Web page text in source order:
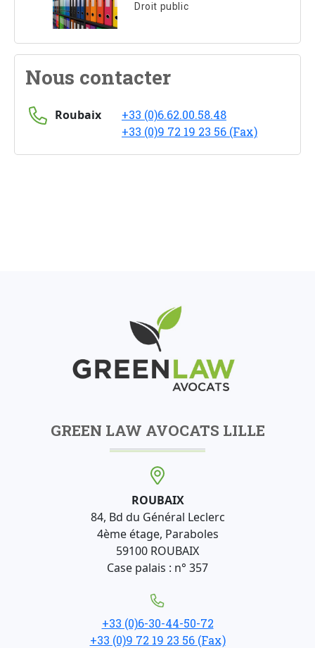
Droit public
Nous contacter
Roubaix
+33 (0)6.62.00.58.48
+33 (0)9 72 19 23 56 (Fax)
GREEN LAW AVOCATS LILLE
ROUBAIX
84, Bd du Général Leclerc
4ème étage, Paraboles
59100 ROUBAIX
Case palais : n° 357
+33 (0)6-30-44-50-72
+33 (0)9 72 19 23 56 (Fax)